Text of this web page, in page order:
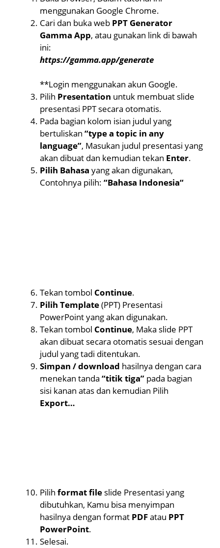
menggunakan Google Chrome.
Cari dan buka web PPT Generator
Gamma App, atau gunakan link di bawah
ini:
https://gamma.app/generate
**Login menggunakan akun Google.
Pilih Presentation untuk membuat slide
presentasi PPT secara otomatis.
Pada bagian kolom isian judul yang
bertuliskan “type a topic in any
language”, Masukan judul presentasi yang
akan dibuat dan kemudian tekan Enter.
Pilih Bahasa yang akan digunakan,
Contohnya pilih: “Bahasa Indonesia“
Tekan tombol Continue.
Pilih Template(PPT) Presentasi
PowerPoint yang akan digunakan.
Tekan tombol Continue, Maka slide PPT
akan dibuat secara otomatis sesuai dengan
judul yang tadi ditentukan.
Simpan / download hasilnya dengan cara
menekan tanda “titik tiga” pada bagian
sisi kanan atas dan kemudian Pilih
Export…
Pilih format file slide Presentasi yang
dibutuhkan, Kamu bisa menyimpan
hasilnya dengan format PDFatau PPT
PowerPoint.
Selesai.